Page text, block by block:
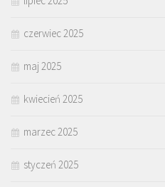
czerwiec 2025
maj 2025
kwiecień 2025
marzec 2025
styczeń 2025